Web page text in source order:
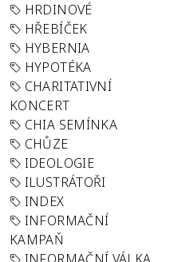
HRDINOVÉ
HŘEBÍČEK
HYBERNIA
HYPOTÉKA
CHARITATIVNÍ
KONCERT
CHIA SEMÍNKA
CHŮZE
IDEOLOGIE
ILUSTRÁTOŘI
INDEX
INFORMAČNÍ
KAMPAŇ